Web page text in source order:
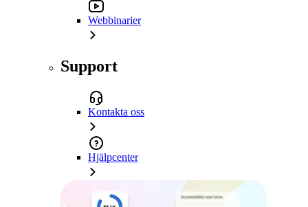
Webbinarier
Support
Kontakta oss
Hjälpcenter